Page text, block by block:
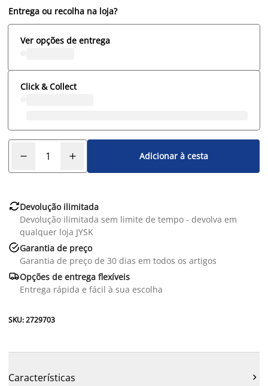
Entrega ou recolha na loja?
Ver opções de entrega
Click & Collect
Adicionar à cesta
Devolução ilimitada
Devolução ilimitada sem limite de tempo - devolva em
qualquer loja JYSK
Garantia de preço
Garantia de preço de 30 dias em todos os artigos
Opções de entrega flexíveis
Entrega rápida e fácil à sua escolha
SKU: 2729703
Características 